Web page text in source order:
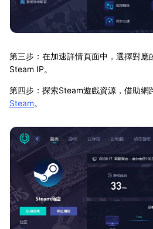
第三步：在加速詳情頁面中，選擇對應
Steam IP。
第四步：探索Steam遊戲資源，借助網
Steam。